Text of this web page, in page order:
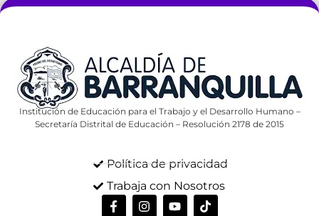
Institución de Educación para el Trabajo y el Desarrollo Humano –
Secretaría Distrital de Educación – Resolución 2178 de 2015
Política de privacidad
Trabaja con Nosotros